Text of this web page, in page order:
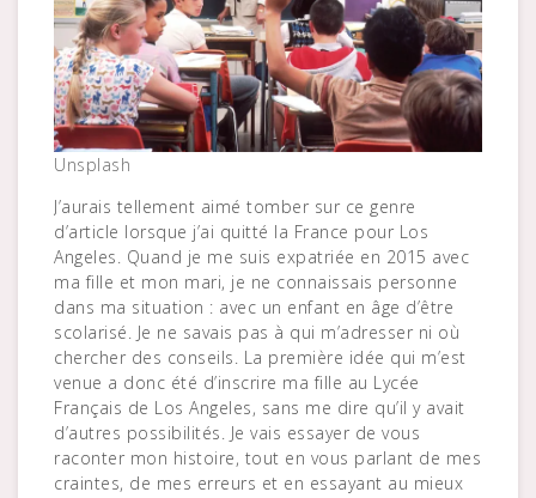
Unsplash
J’aurais tellement aimé tomber sur ce genre
d’article lorsque j’ai quitté la France pour Los
Angeles. Quand je me suis expatriée en 2015 avec
ma fille et mon mari, je ne connaissais personne
dans ma situation : avec un enfant en âge d’être
scolarisé. Je ne savais pas à qui m’adresser ni où
chercher des conseils. La première idée qui m’est
venue a donc été d’inscrire ma fille au Lycée
Français de Los Angeles, sans me dire qu’il y avait
d’autres possibilités. Je vais essayer de vous
raconter mon histoire, tout en vous parlant de mes
craintes, de mes erreurs et en essayant au mieux